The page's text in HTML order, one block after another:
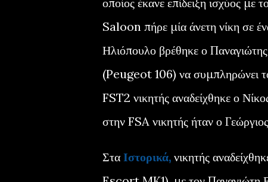
Saloon πήρε μία άνετη νίκη σε
Ηλιόπουλο βρέθηκε ο
(Peugeot 106) να συμπληρώνει
FST2 νικητής αναδείχθηκε ο
στην FSA νικητής ήταν ο
Στα Ιστορικά, νικητής